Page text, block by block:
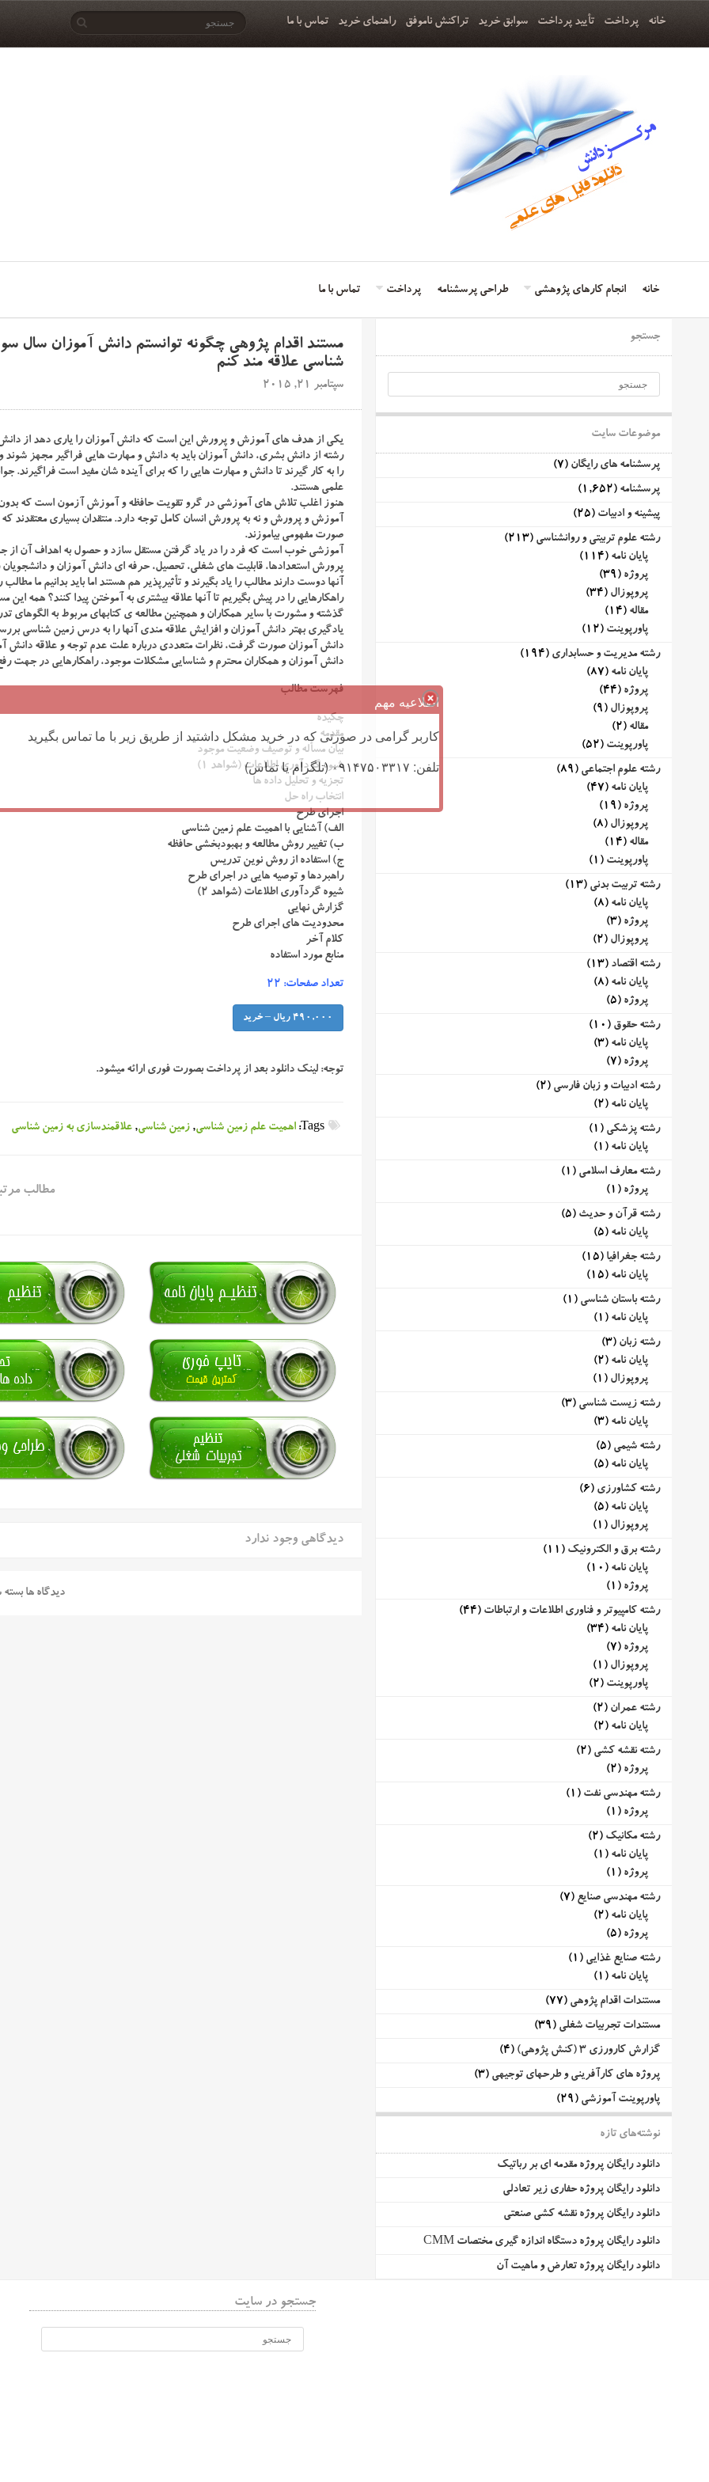
خانه پرداخت تأیید پرداخت سوابق خرید تراکنش ناموفق راهنمای خرید تماس با ما
خانه انجام کارهای پژوهشی طراحی پرسشنامه پرداخت تماس با ما
مستند اقدام پژوهی چگونه توانستم دانش آموزان سال
شناسی علاقه مند کنم
سپتامبر 21, 2015
یکی از هدف های آموزش و پرورش این است که دانش آموزان را یاری دهد از دانش
رشته از دانش بشری، دانش آموزان باید به دانش و مهارت هایی فراگیر مجهز
را به کار گیرند تا دانش و مهارت هایی را که برای آینده شان مفید است فراگیرند.
علمی هستند.
هنوز اغلب تلاش های آموزشی در گرو تقویت حافظه و آموزش آزمون است که بدون
آموزش و پرورش و نه به پرورش انسان کامل توجه دارد. منتقدان بسیاری
صورت مفهومی بیاموزند.
آموزشی خوب است که فرد را در یاد گرفتن مستقل سازد و حصول به اهداف آن از
پرورش استعدادها، قابلیت های شغلی، تحصیل، حرفه ای دانش آموزان و دانشجویان
آنها دوست دارند مطالب را یاد بگیرند و تأثیرپذیر هم هستند اما باید بدانیم ما
راهکارهایی را در پیش بگیریم تا آنها علاقه بیشتری به آموختن پیدا کنند؟ همه
گذشته و مشورت با سایر همکاران و همچنین مطالعه ی کتابهای مربوط به الگوهای
یادگیری بهتر دانش آموزان و افزایش علاقه مندی آنها را به درس زمین شناسی
دانش آموزان صورت گرفت، نظرات متعددی درباره علت عدم توجه و علاقه دانش
دانش آموزان و همکاران محترم و شناسایی مشکلات موجود، راهکارهایی در جهت
فهرست مطالب
چکیده
مقدمه
بیان مسأله و توصیف وضعیت موجود
شیوه گردآوری اطلاعات (شواهد ۱)
تجزیه و تحلیل داده ها
انتخاب راه حل
اجرای طرح
الف) آشنایی با اهمیت علم زمین شناسی
ب) تغییر روش مطالعه و بهبودبخشی حافظه
ج) استفاده از روش نوین تدریس
راهبردها و توصیه هایی در اجرای طرح
شیوه گردآوری اطلاعات (شواهد ۲)
گزارش نهایی
محدودیت های اجرای طرح
کلام آخر
منابع مورد استفاده
تعداد صفحات: ۲۲
490,000 ریال – خرید
توجه: لینک دانلود بعد از پرداخت بصورت فوری ارائه میشود.
اهمیت علم زمین شناسی, زمین شناسی, علاقمندسازی به زمین شناسی
مطالب
دیدگاهی وجود ندارد
دیدگاه ها
جستجو
موضوعات سایت
پرسشنامه های رایگان (7)
پرسشنامه (1,652)
پیشینه و ادبیات (25)
رشته علوم تربیتی و روانشناسی (213)
پایان نامه (114)
پروژه (39)
پروپوزال (34)
مقاله (14)
پاورپوینت (12)
رشته مدیریت و حسابداری (194)
پایان نامه (87)
پروژه (44)
پروپوزال (9)
مقاله (2)
پاورپوینت (52)
رشته علوم اجتماعی (89)
پایان نامه (47)
پروژه (19)
پروپوزال (8)
مقاله (14)
پاورپوینت (1)
رشته تربیت بدنی (13)
پایان نامه (8)
پروژه (3)
پروپوزال (2)
رشته اقتصاد (13)
پایان نامه (8)
پروژه (5)
رشته حقوق (10)
پایان نامه (3)
پروژه (7)
رشته ادبیات و زبان فارسی (2)
پایان نامه (2)
رشته پزشکی (1)
پایان نامه (1)
رشته معارف اسلامی (1)
پروژه (1)
رشته قرآن و حدیث (5)
پایان نامه (5)
رشته جغرافیا (15)
پایان نامه (15)
رشته باستان شناسی (1)
پایان نامه (1)
رشته زبان (3)
پایان نامه (2)
پروپوزال (1)
رشته زیست شناسی (3)
پایان نامه (3)
رشته شیمی (5)
پایان نامه (5)
رشته کشاورزی (6)
پایان نامه (5)
پروپوزال (1)
رشته برق و الکترونیک (11)
پایان نامه (10)
پروژه (1)
رشته کامپیوتر و فناوری اطلاعات و ارتباطات (44)
پایان نامه (34)
پروژه (7)
پروپوزال (1)
پاورپوینت (2)
رشته عمران (2)
پایان نامه (2)
رشته نقشه کشی (2)
پروژه (2)
رشته مهندسی نفت (1)
پروژه (1)
رشته مکانیک (2)
پایان نامه (1)
پروژه (1)
رشته مهندسی صنایع (7)
پایان نامه (2)
پروژه (5)
رشته صنایع غذایی (1)
پایان نامه (1)
مستندات اقدام پژوهی (77)
مستندات تجربیات شغلی (39)
گزارش کارورزی 3 (کنش پژوهی)
(4)
پروژه های کارآفرینی و طرحهای توجیهی (3)
پاورپوینت آموزشی (29)
نوشته‌های تازه
دانلود رایگان پروژه مقدمه ای بر رباتیک
دانلود رایگان پروژه حفاری زیر تعادلی
دانلود رایگان پروژه نقشه کشی صنعتی
دانلود رایگان پروژه دستگاه اندازه گیری مختصات CMM
دانلود رایگان پروژه تعارض و ماهیت آن
اطلاعیه مهم
کاربر گرامی در صورتی که در خرید مشکل داشتید از طریق زیر با ما تماس بگیرید
تلفن: ۰۹۱۴۷۵۰۳۳۱۷ (تلگرام یا تماس)
جستجو در سایت